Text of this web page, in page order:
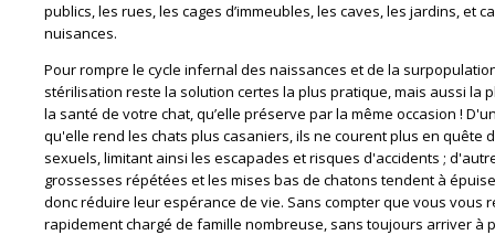
publics, les rues, les cages d’immeubles, les caves, les jardins, et
nuisances.
Pour rompre le cycle infernal des naissances et de la
stérilisation reste la solution certes la plus pratique, mais aussi la
la santé de votre chat, qu’elle préserve par la même occasion !
qu'elle rend les chats plus casaniers, ils ne courent plus en quête
sexuels, limitant ainsi les escapades et risques d'accidents ;
grossesses répétées et les mises bas de chatons tendent à
donc réduire leur espérance de vie. Sans compter que vous vous
rapidement chargé de famille nombreuse, sans toujours arriver à